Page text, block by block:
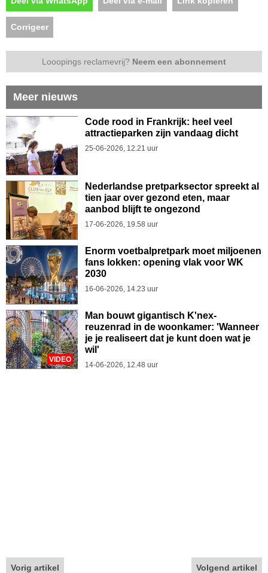
Corrigeer
Looopings reclamevrij? Neem een abonnement
Meer nieuws
Code rood in Frankrijk: heel veel
attractieparken zijn vandaag dicht
25-06-2026, 12.21 uur
Nederlandse pretparksector spreekt al
tien jaar over gezond eten, maar
aanbod blijft te ongezond
17-06-2026, 19.58 uur
Enorm voetbalpretpark moet miljoenen
fans lokken: opening vlak voor WK
2030
16-06-2026, 14.23 uur
VIDEO
Man bouwt gigantisch K'nex-
reuzenrad in de woonkamer: 'Wanneer
je je realiseert dat je kunt doen wat je
wil'
14-06-2026, 12.48 uur
Vorig artikel Volgend artikel